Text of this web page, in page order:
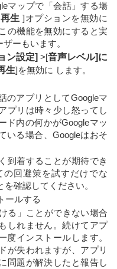
マップで「会話」する場
再生]オプションを無効に
の機能を無効にすると実
ーもいます。
ン設定] >[音声レベル]に
生]を無効に します。
のアプリとしてGoogleマ
プリは時々少し怒ってし
ド内の何かがGoogleマッ
いる場合、Googleはおそ
到着することが期待でき
回避策を試すだけでな
確認してください。
ールする
る」ことができない場合
しれません。続けてアプ
度インストールします。
が失われますが、アプリ
問題が解決したと報告し